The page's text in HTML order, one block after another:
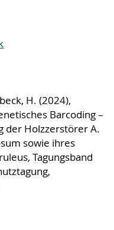
H. (2024),
Barcoding –
der Holzzerstörer A.
sowie ihres
Tagungsband